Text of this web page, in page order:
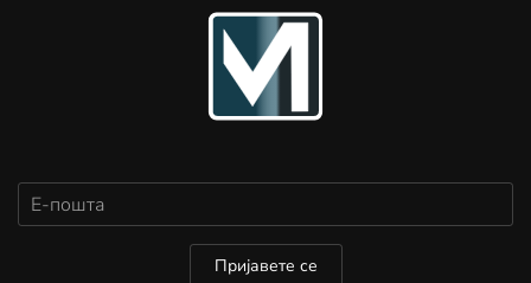
Пријавете се